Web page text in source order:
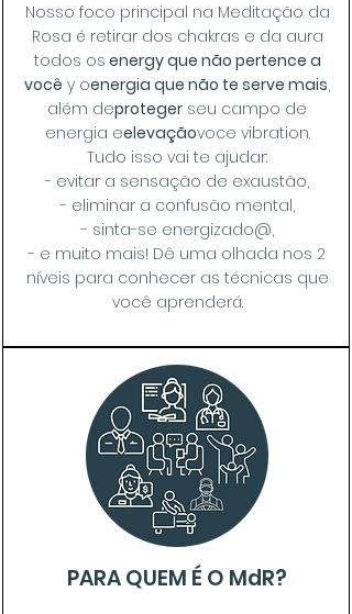
Nosso foco principal na Meditação da
Rosa é retirar dos chakras e da aura
todos os energy que não pertence a
você y oenergia que não te serve mais,
além deproteger seu campo de
energia eelevaçãovoce vibration.
Tudo isso vai te ajudar:
- evitar a sensação de exaustão,
- eliminar a confusão mental,
- sinta-se energizado@,
- e muito mais! Dê uma olhada nos 2
níveis para conhecer as técnicas que
você aprenderá.
PARA QUEM É O MdR?